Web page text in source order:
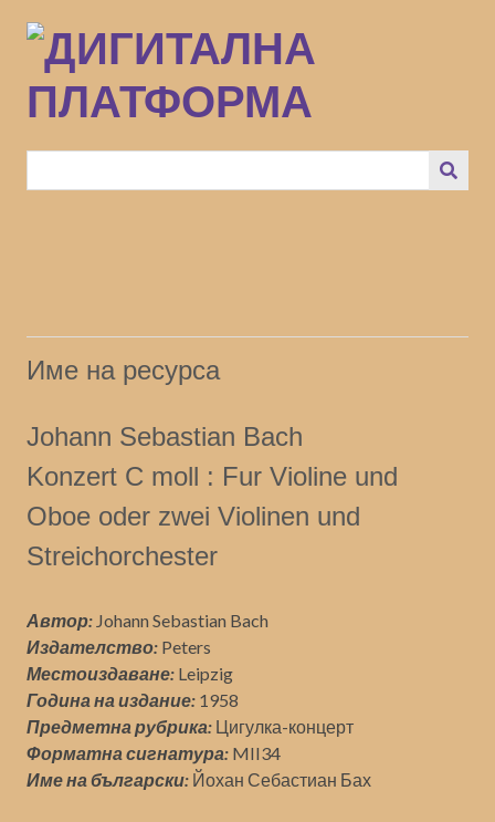
към
основното
съдържание
Име на ресурса
Johann Sebastian Bach
Konzert C moll : Fur Violine und
Oboe oder zwei Violinen und
Streichorchester
Автор: Johann Sebastian Bach
Издателство: Peters
Местоиздаване: Leipzig
Година на издание: 1958
Предметна рубрика: Цигулка-концерт
Форматна сигнатура: MII34
Име на български: Йохан Себастиан Бах